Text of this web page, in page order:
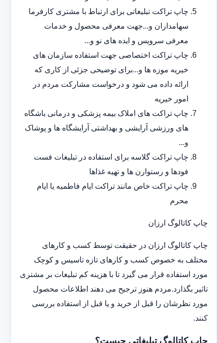
چاپ تراکت تبلیغاتی برای ارتباط با مشتری کارفرما
سهامداران و...جهت معرفی محصول و خدمات
معرفی سرویس و ایده های نو و...
چاپ تراکت اختصاصی جهت استفاده سازمان های
خیریه موزه ها و...برای توضیحی جزئی از کاری که
ارائه داده می شود و درخواست مشارکت مردم در
امور خیریه
چاپ تراکت های املاک بیمه پزشکی و درمانی باشگاه
های ورزشی آرایشی و بهداشتی آرایشگاه ها و پوشاک
و...
چاپ تراکت گلاسه برای استفاده در تبلیغات فست
فودها و رستوارن ها و تهیه غذاها
چاپ تراکت خاص مانند تراکت ایام فاطمیه یا ایام
محرم
چاپ کاتالوگ ارزان
چاپ کاتالوگ ارزان در حقیقت توسط کسب و کارهای
مختلف به خصوص کسب و کارهای تازه تاسیس و کوچک
مورد استفاده قرار می گیرد تا با هزینه کم تبلیغات بر مشتری
تاثیر بگذارد.مردم هنوز ترجیح می دهند اطلاعات محصول
مورد نظرشان را قبل از خرید و یا قبل از استفاده بررسی
کنند.